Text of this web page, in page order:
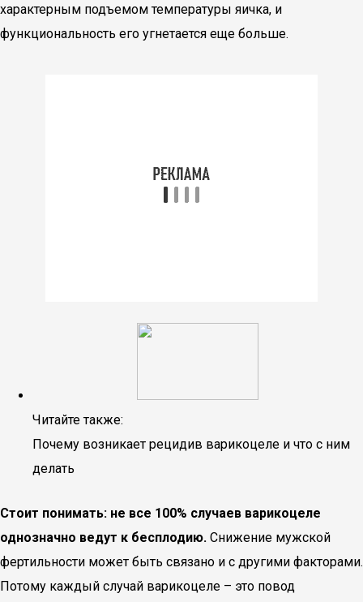
характерным подъемом температуры яичка, и
функциональность его угнетается еще больше.
Читайте также:
Почему возникает рецидив варикоцеле и что с ним
делать
Стоит понимать: не все 100% случаев варикоцеле
однозначно ведут к бесплодию. Снижение мужской
фертильности может быть связано и с другими факторами.
Потому каждый случай варикоцеле – это повод